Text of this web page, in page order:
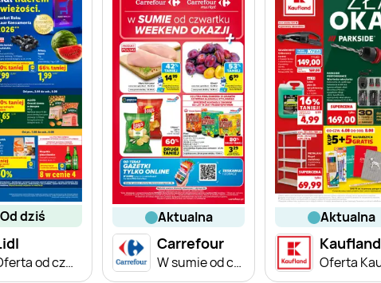
od dziś
Oferta od czwartku
aktualna
Carrefour
W sumie od czwartku weekend okazji
aktualna
Kaufland